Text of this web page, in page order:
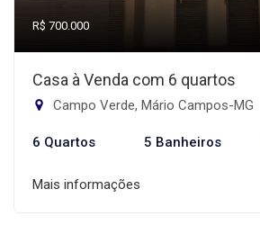
R$ 700.000
Casa à Venda com 6 quartos
Campo Verde, Mário Campos-MG
6 Quartos 5 Banheiros
Mais informações